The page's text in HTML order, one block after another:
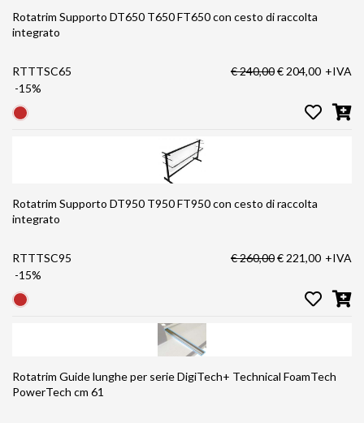
Rotatrim Supporto DT650 T650 FT650 con cesto di raccolta
integrato
RTTTSC65
-15%
€ 240,00€ 204,00 +IVA
Rotatrim Supporto DT950 T950 FT950 con cesto di raccolta
integrato
RTTTSC95
-15%
€ 260,00€ 221,00 +IVA
Rotatrim Guide lunghe per serie DigiTech+ Technical FoamTech
PowerTech cm 61